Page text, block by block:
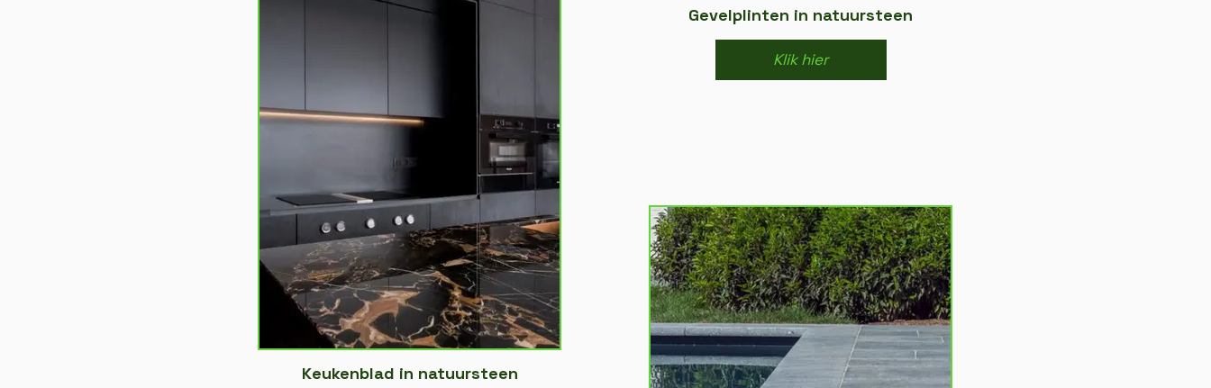
Gevelplinten in natuursteen
Klik hier
Keukenblad in natuursteen